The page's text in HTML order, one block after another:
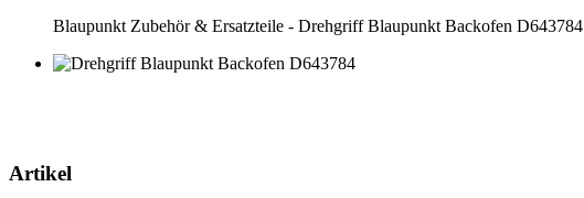
Blaupunkt Zubehör & Ersatzteile - Drehgriff Blaupunkt Backofen D643784
Artikel